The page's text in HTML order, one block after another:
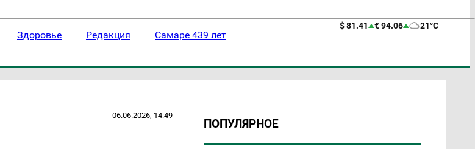
Здоровье Редакция Самаре 439 лет
$ 81.41 € 94.06 21°C
06.06.2026, 14:49
ПОПУЛЯРНОЕ